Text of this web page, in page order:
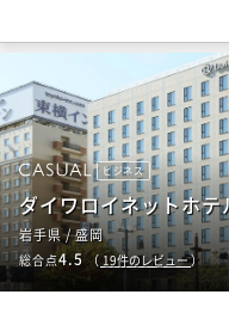
ビジネス
ダイワロイネットホテ
岩手県 / 盛岡
総合点4.5（ 19件のレビュー）